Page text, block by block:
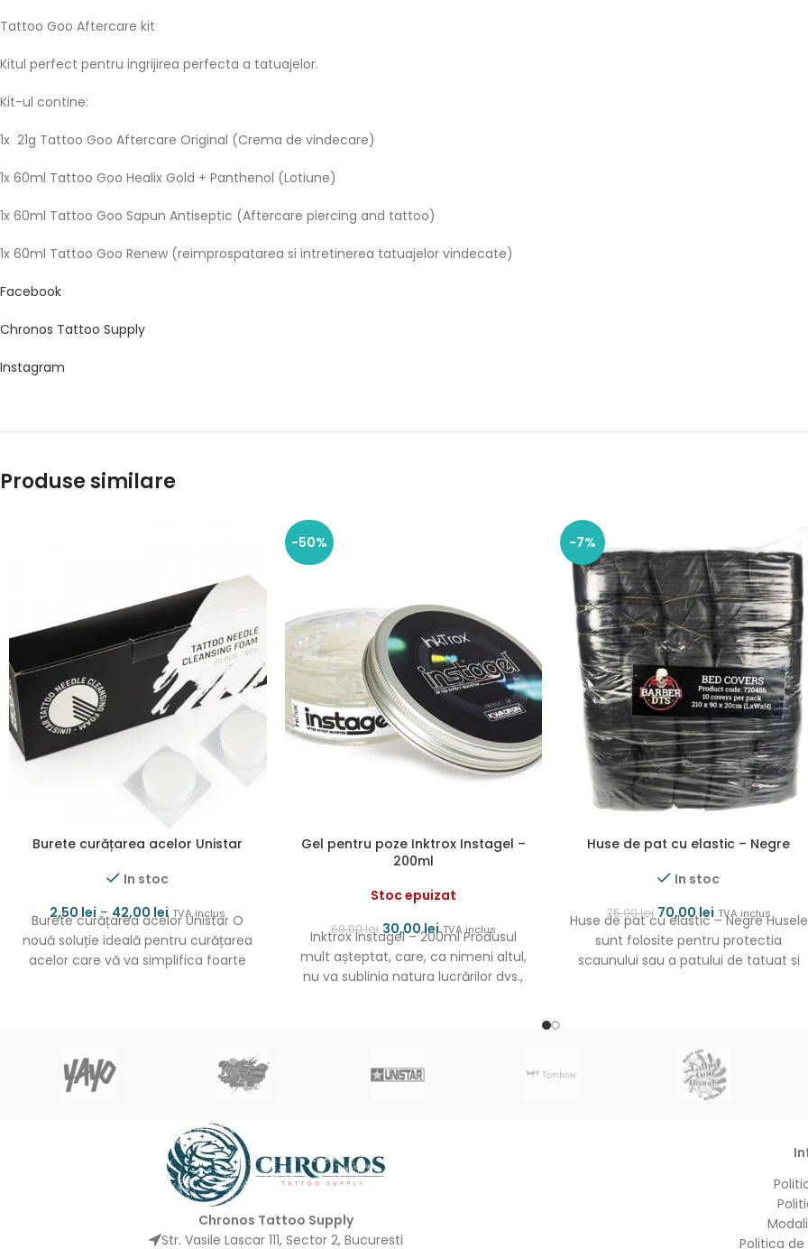
Tattoo Goo Aftercare kit
Kitul perfect pentru ingrijirea perfecta a tatuajelor.
Kit-ul contine:
1x 21g Tattoo Goo Aftercare Original (Crema de vindecare)
1x 60ml Tattoo Goo Healix Gold + Panthenol (Lotiune)
1x 60ml Tattoo Goo Sapun Antiseptic (Aftercare piercing and tattoo)
1x 60ml Tattoo Goo Renew (reimprospatarea si intretinerea tatuajelor vindecate)
Facebook
Chronos Tattoo Supply
Instagram
Produse similare
Burete curățarea acelor Unistar
In stoc
2,50 lei – 42,00 lei TVA inclus
Burete curățarea acelor Unistar O
nouă soluție ideală pentru curățarea
acelor care vă va simplifica foarte
-50%
Gel pentru poze Inktrox Instagel –
200ml
Stoc epuizat
60,00lei 30,00lei TVA inclus
Inktrox Instagel – 200ml Produsul
mult așteptat, care, ca nimeni altul,
nu va sublinia natura lucrărilor dvs.,
-7%
Huse de pat cu elastic – Negre
In stoc
75,00lei 70,00lei TVA inclus
Huse de pat cu elastic – Negre Husele
sunt folosite pentru protectia
scaunului sau a patului de tatuat si
Chronos Tattoo Supply
Str. Vasile Lascar 111, Sector 2, Bucuresti
Politica